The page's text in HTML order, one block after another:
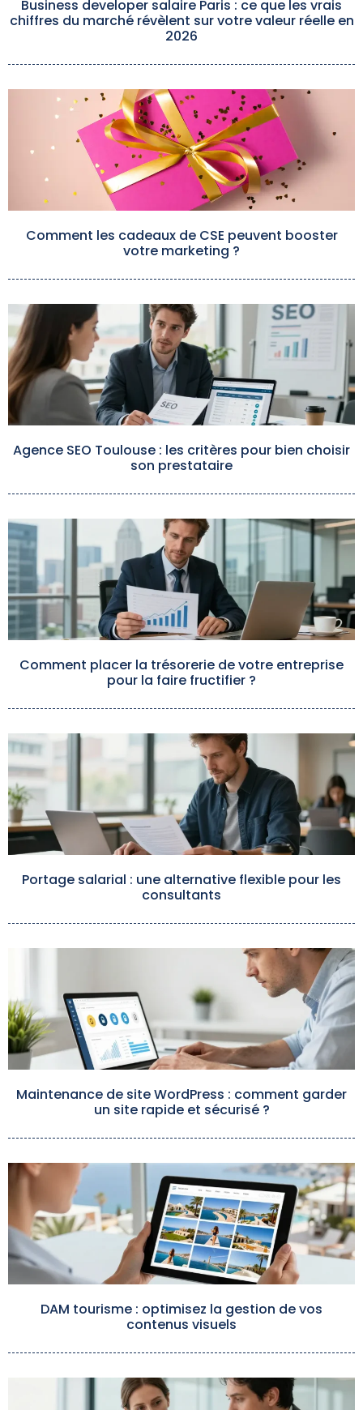
Business developer salaire Paris : ce que les vrais
chiffres du marché révèlent sur votre valeur réelle en
2026
Comment les cadeaux de CSE peuvent booster
votre marketing ?
Agence SEO Toulouse : les critères pour bien choisir
son prestataire
Comment placer la trésorerie de votre entreprise
pour la faire fructifier ?
Portage salarial : une alternative flexible pour les
consultants
Maintenance de site WordPress : comment garder
un site rapide et sécurisé ?
DAM tourisme : optimisez la gestion de vos
contenus visuels